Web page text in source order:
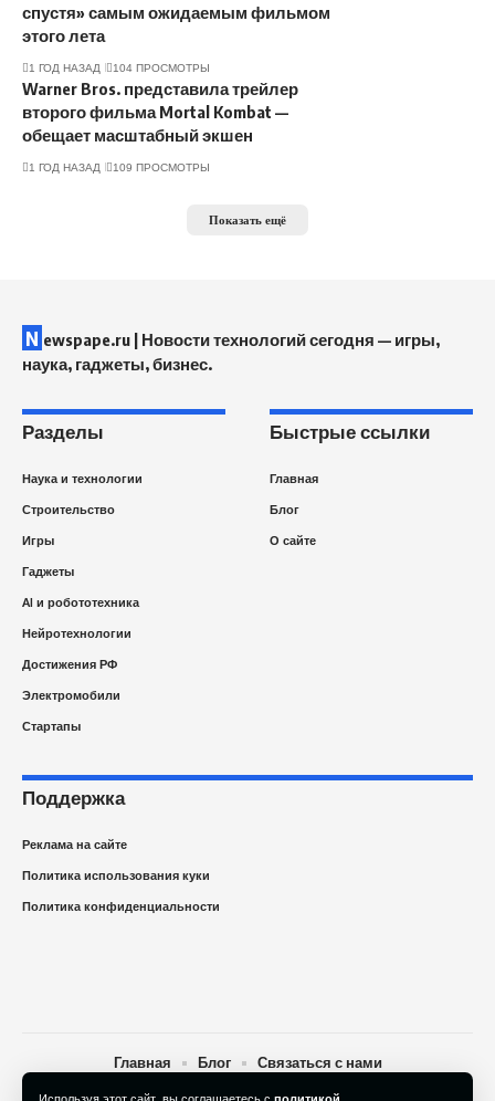
спустя» самым ожидаемым фильмом
этого лета
1 ГОД НАЗАД 104 ПРОСМОТРЫ
Warner Bros. представила трейлер
второго фильма Mortal Kombat —
обещает масштабный экшен
1 ГОД НАЗАД 109 ПРОСМОТРЫ
Показать ещё
N ewspape.ru | Новости технологий сегодня — игры,
наука, гаджеты, бизнес.
Разделы
Наука и технологии
Строительство
Игры
Гаджеты
AI и робототехника
Нейротехнологии
Достижения РФ
Электромобили
Стартапы
Быстрые ссылки
Главная
Блог
О сайте
Поддержка
Реклама на сайте
Политика использования куки
Политика конфиденциальности
Главная Блог Связаться с нами